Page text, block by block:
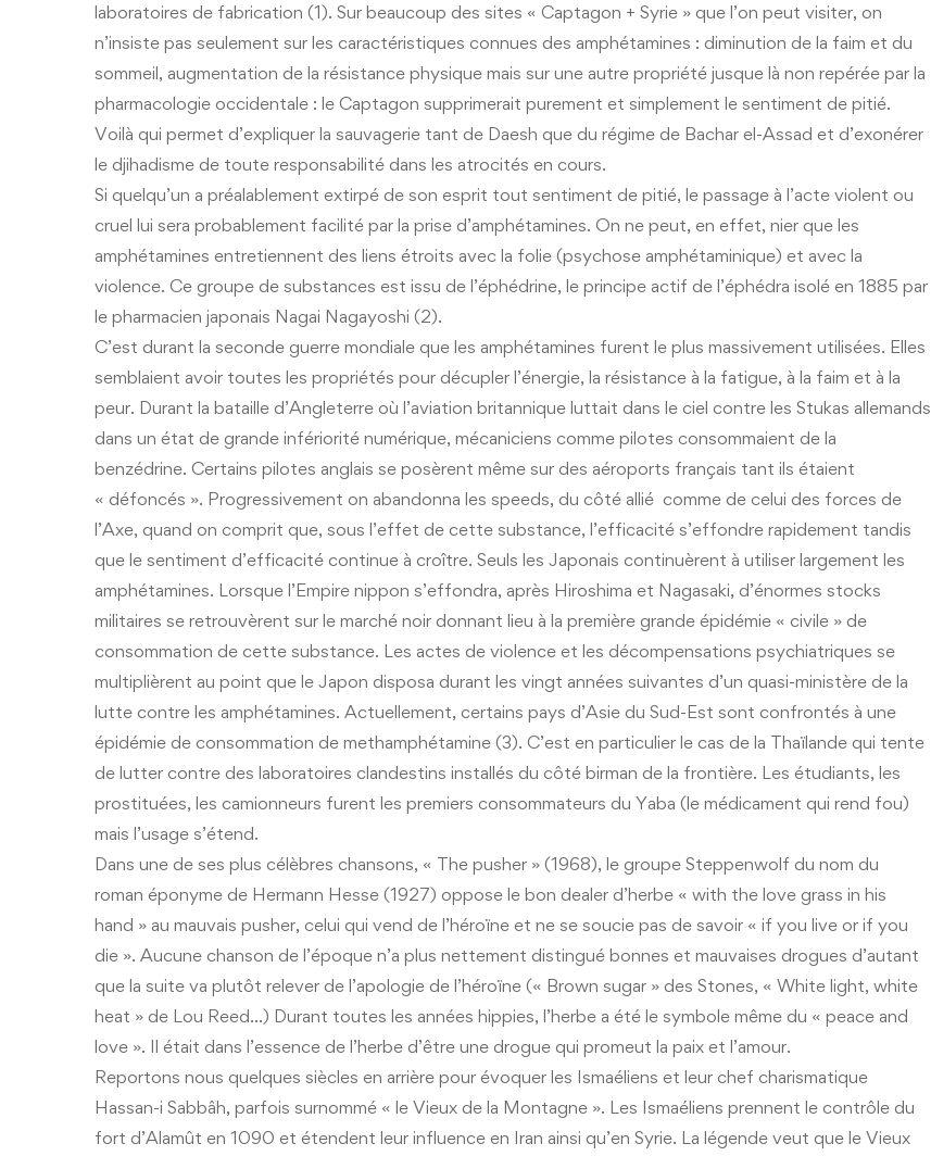
laboratoires de fabrication (1). Sur beaucoup des sites « Captagon + Syrie » que l’on peut visiter, on
n’insiste pas seulement sur les caractéristiques connues des amphétamines : diminution de la faim et du
sommeil, augmentation de la résistance physique mais sur une autre propriété jusque là non repérée par la
pharmacologie occidentale : le Captagon supprimerait purement et simplement le sentiment de pitié.
Voilà qui permet d’expliquer la sauvagerie tant de Daesh que du régime de Bachar el-Assad et d’exonérer
le djihadisme de toute responsabilité dans les atrocités en cours.
Si quelqu’un a préalablement extirpé de son esprit tout sentiment de pitié, le passage à l’acte violent ou
cruel lui sera probablement facilité par la prise d’amphétamines. On ne peut, en effet, nier que les
amphétamines entretiennent des liens étroits avec la folie (psychose amphétaminique) et avec la
violence. Ce groupe de substances est issu de l’éphédrine, le principe actif de l’éphédra isolé en 1885 par
le pharmacien japonais Nagai Nagayoshi (2).
C’est durant la seconde guerre mondiale que les amphétamines furent le plus massivement utilisées. Elles
semblaient avoir toutes les propriétés pour décupler l’énergie, la résistance à la fatigue, à la faim et à la
peur. Durant la bataille d’Angleterre où l’aviation britannique luttait dans le ciel contre les Stukas allemands
dans un état de grande infériorité numérique, mécaniciens comme pilotes consommaient de la
benzédrine. Certains pilotes anglais se posèrent même sur des aéroports français tant ils étaient
« défoncés ». Progressivement on abandonna les speeds, du côté allié comme de celui des forces de
l’Axe, quand on comprit que, sous l’effet de cette substance, l’efficacité s’effondre rapidement tandis
que le sentiment d’efficacité continue à croître. Seuls les Japonais continuèrent à utiliser largement les
amphétamines. Lorsque l’Empire nippon s’effondra, après Hiroshima et Nagasaki, d’énormes stocks
militaires se retrouvèrent sur le marché noir donnant lieu à la première grande épidémie « civile » de
consommation de cette substance. Les actes de violence et les décompensations psychiatriques se
multiplièrent au point que le Japon disposa durant les vingt années suivantes d’un quasi-ministère de la
lutte contre les amphétamines. Actuellement, certains pays d’Asie du Sud-Est sont confrontés à une
épidémie de consommation de methamphétamine (3). C’est en particulier le cas de la Thaïlande qui tente
de lutter contre des laboratoires clandestins installés du côté birman de la frontière. Les étudiants, les
prostituées, les camionneurs furent les premiers consommateurs du Yaba (le médicament qui rend fou)
mais l’usage s’étend.
Dans une de ses plus célèbres chansons, « The pusher » (1968), le groupe Steppenwolf du nom du
roman éponyme de Hermann Hesse (1927) oppose le bon dealer d’herbe « with the love grass in his
hand » au mauvais pusher, celui qui vend de l’héroïne et ne se soucie pas de savoir « if you live or if you
die ». Aucune chanson de l’époque n’a plus nettement distingué bonnes et mauvaises drogues d’autant
que la suite va plutôt relever de l’apologie de l’héroïne (« Brown sugar » des Stones, « White light, white
heat » de Lou Reed…) Durant toutes les années hippies, l’herbe a été le symbole même du « peace and
love ». Il était dans l’essence de l’herbe d’être une drogue qui promeut la paix et l’amour.
Reportons nous quelques siècles en arrière pour évoquer les Ismaéliens et leur chef charismatique
Hassan-i Sabbâh, parfois surnommé « le Vieux de la Montagne ». Les Ismaéliens prennent le contrôle du
fort d’Alamût en 1090 et étendent leur influence en Iran ainsi qu’en Syrie. La légende veut que le Vieux